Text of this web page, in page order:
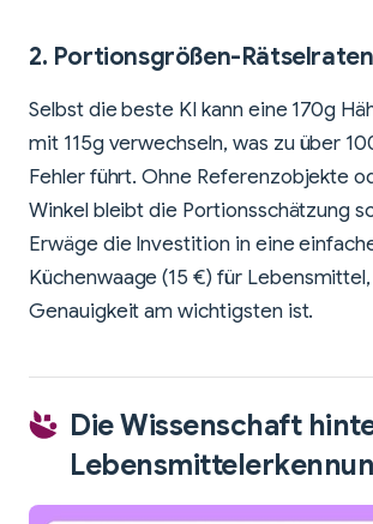
2. Portionsgrößen-Rätselraten
Selbst die beste KI kann eine 170g
mit 115g verwechseln, was zu über
Fehler führt. Ohne Referenzobjekte
Winkel bleibt die Portionsschätzung
Erwäge die Investition in eine
Küchenwaage (15 €) für
Genauigkeit am wichtigsten ist.
Die Wissenschaft